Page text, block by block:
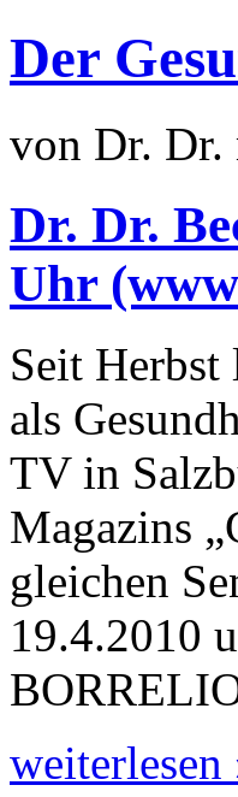
Der
von Dr. Dr.
Dr. Dr.
Uhr
Seit Herbst
als
TV in
Magazins
gleichen
19.4.2010
weiterlesen